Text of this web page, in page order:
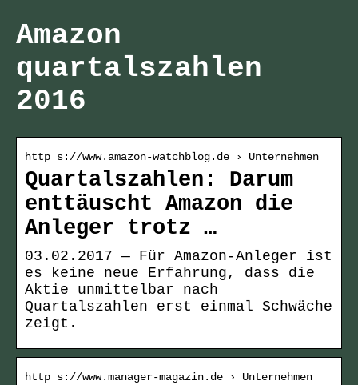
Amazon
quartalszahlen
2016
http s://www.amazon-watchblog.de › Unternehmen
Quartalszahlen: Darum
enttäuscht Amazon die
Anleger trotz …
03.02.2017 — Für Amazon-Anleger ist
es keine neue Erfahrung, dass die
Aktie unmittelbar nach
Quartalszahlen erst einmal Schwäche
zeigt.
http s://www.manager-magazin.de › Unternehmen